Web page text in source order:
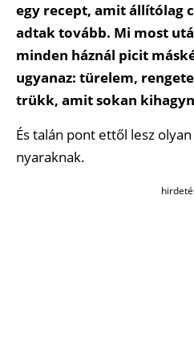
egy recept, amit állítólag
adtak tovább. Mi most
minden háznál picit
ugyanaz: türelem,
trükk, amit sokan
És talán pont ettől lesz
nyaraknak.